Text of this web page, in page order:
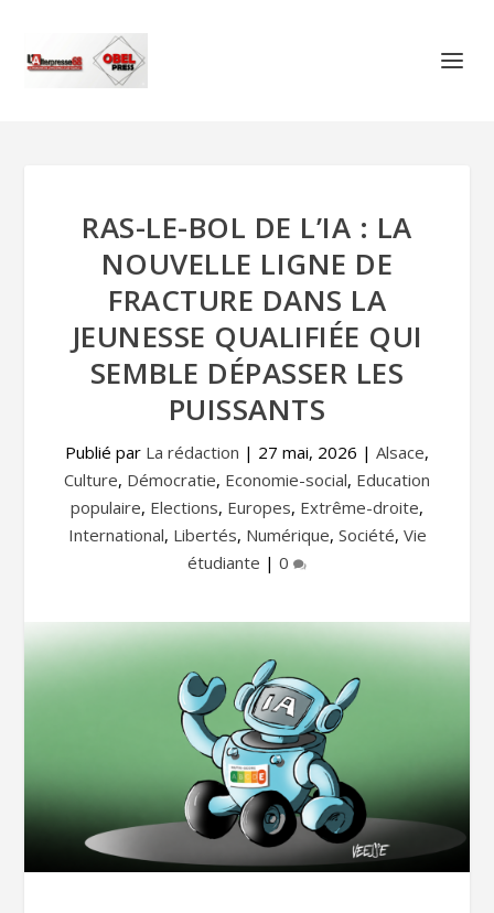
RAS-LE-BOL DE L’IA : LA
NOUVELLE LIGNE DE
FRACTURE DANS LA
JEUNESSE QUALIFIÉE QUI
SEMBLE DÉPASSER LES
PUISSANTS
Publié par La rédaction | 27 mai, 2026 | Alsace,
Culture, Démocratie, Economie-social, Education
populaire, Elections, Europes, Extrême-droite,
International, Libertés, Numérique, Société, Vie
étudiante | 0